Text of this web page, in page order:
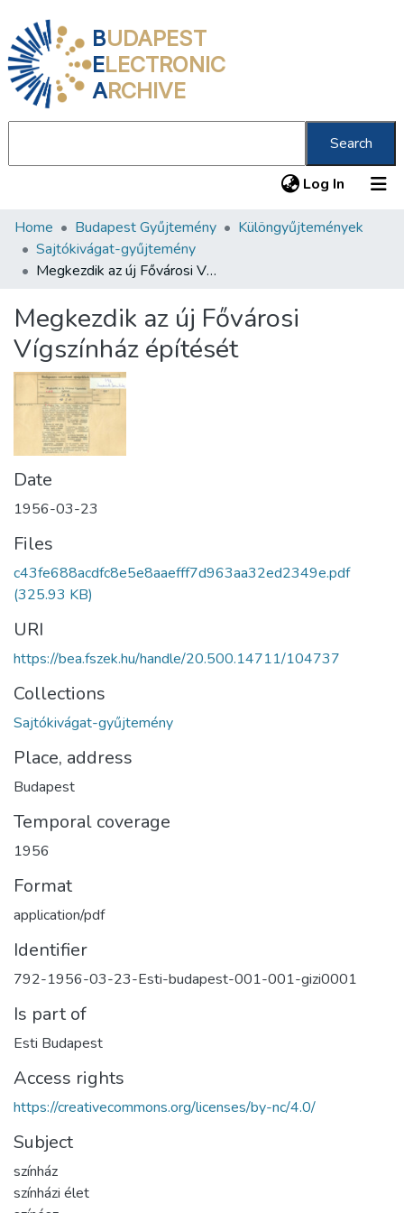
BUDAPEST
ELECTRONIC
ARCHIVE
Search
Log In (current)
Communities & Collections
All of DSpace
About us
Home Budapest Gyűjtemény
Különgyűjtemények
Sajtókivágat-gyűjtemény
Megkezdik az új Fővárosi Vígszínház építését
Megkezdik az új Fővárosi
Vígszínház építését
Date
1956-03-23
Files
c43fe688acdfc8e5e8aaefff7d963aa32ed2349e.pdf
(325.93 KB)
URI
https://bea.fszek.hu/handle/20.500.14711/104737
Collections
Sajtókivágat-gyűjtemény
Place, address
Budapest
Temporal coverage
1956
Format
application/pdf
Identifier
792-1956-03-23-Esti-budapest-001-001-gizi0001
Is part of
Esti Budapest
Access rights
https://creativecommons.org/licenses/by-nc/4.0/
Subject
színház
színházi élet